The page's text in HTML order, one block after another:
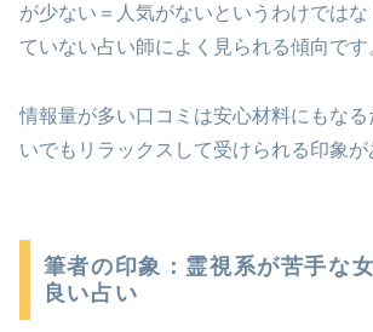
が少ない＝人気がないというわけでは
ていない占い師によく見られる傾向です
情報量が多い口コミは安心材料にもな
いでもリラックスして受けられる印象が
筆者の印象：霊視系が苦手な
良い占い